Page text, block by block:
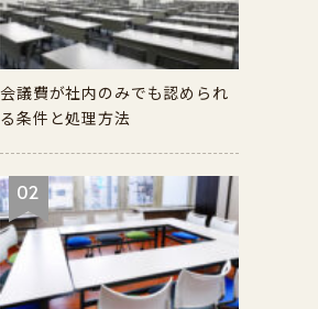
会議費が社内のみでも認められ
る条件と処理方法
02